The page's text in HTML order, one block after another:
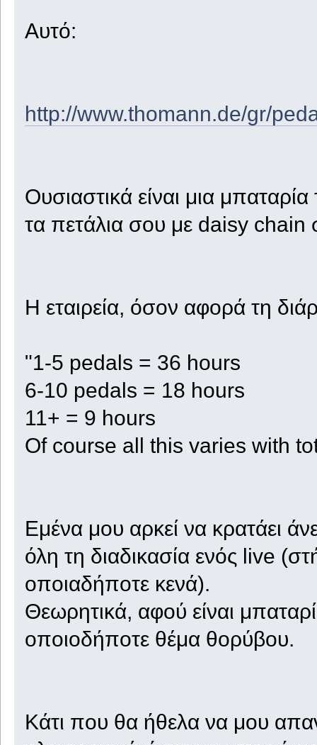
Αυτό:
http://www.thomann.de/gr/
Ουσιαστικά είναι μια
τα πετάλια σου με daisy chain
Η εταιρεία, όσον αφορά τη
"1-5 pedals = 36 hours
6-10 pedals = 18 hours
11+ = 9 hours
Of course all this varies with
Εμένα μου αρκεί να κρατάει
όλη τη διαδικασία ενός live
οποιαδήποτε κενά).
Θεωρητικά, αφού είναι
οποιοδήποτε θέμα θορύβου.
Κάτι που θα ήθελα να μου